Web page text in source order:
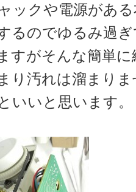
ックや電源があ
るのでゆるみ過
すがそんな簡単
り汚れは溜まり
いいと思います。